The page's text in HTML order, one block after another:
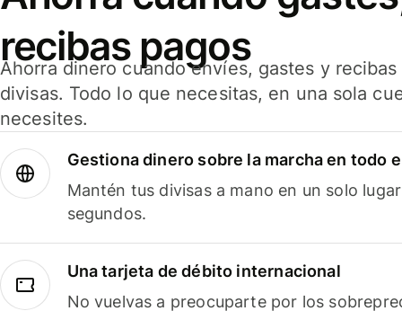
recibas pagos
Ahorra dinero cuando envíes, gastes y
divisas. Todo lo que necesitas, en una sola
necesites.
Gestiona dinero sobre la marcha en todo
Mantén tus divisas a mano en un solo
segundos.
Una tarjeta de débito internacional
No vuelvas a preocuparte por los